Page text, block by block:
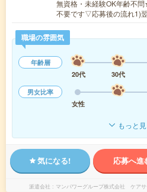
無資格・未経験OK年齢不
不要です▽応募後の流れ1)
職場の雰囲気
年齢層
20代
30代
男女比率
女性
もっと
気になる! 応募へ進
派遣会社 マンパワーグループ株式会社 ケア